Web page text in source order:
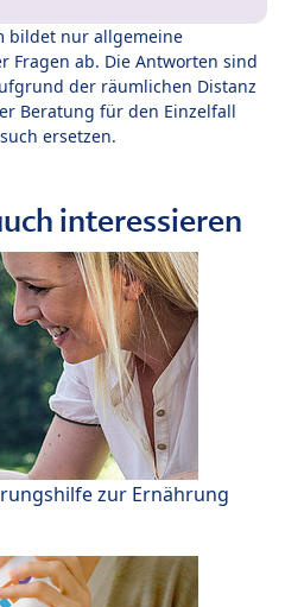
bildet nur allgemeine
ab. Die Antworten sind
der räumlichen Distanz
Beratung für den Einzelfall
ersetzen.
interessieren
zur Ernährung